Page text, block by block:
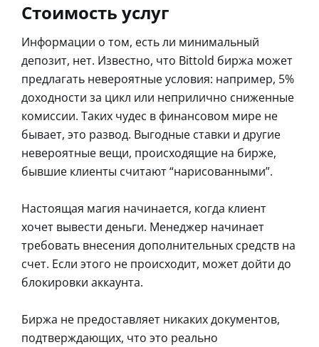
Стоимость услуг
Информации о том, есть ли минимальный
депозит, нет. Известно, что Bittold биржа может
предлагать невероятные условия: например, 5%
доходности за цикл или неприлично сниженные
комиссии. Таких чудес в финансовом мире не
бывает, это развод. Выгодные ставки и другие
невероятные вещи, происходящие на бирже,
бывшие клиенты считают “нарисованными”.
Настоящая магия начинается, когда клиент
хочет вывести деньги. Менеджер начинает
требовать внесения дополнительных средств на
счет. Если этого не происходит, может дойти до
блокировки аккаунта.
Биржа не предоставляет никаких документов,
подтверждающих, что это реально